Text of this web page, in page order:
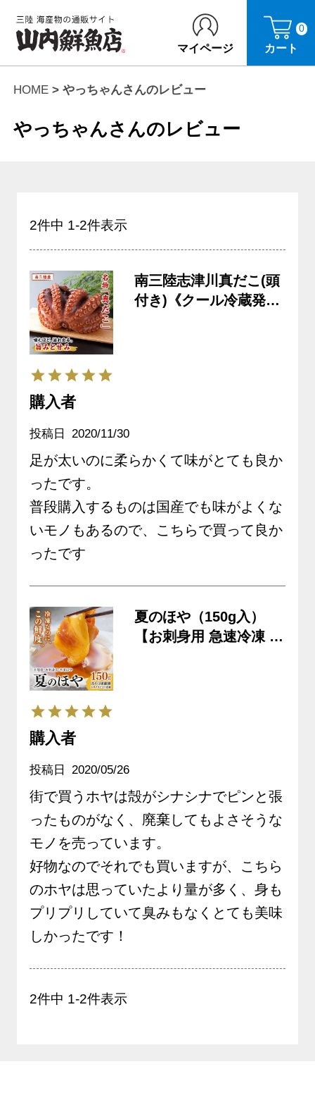
マイページ カート
0
HOME やっちゃんさんのレビュー
やっちゃんさんのレビュー
2件中 1-2件表示
南三陸志津川真だこ(頭
付き)《クール冷蔵発
購入者
投稿日 2020/11/30
足が太いのに柔らかくて味がとても良か
ったです。
普段購入するものは国産でも味がよくな
いモノもあるので、こちらで買って良か
ったです
夏のほや（150g入）
【お刺身用 急速冷凍 生
購入者
投稿日 2020/05/26
街で買うホヤは殻がシナシナでピンと張
ったものがなく、廃棄してもよさそうな
モノを売っています。
好物なのでそれでも買いますが、こちら
のホヤは思っていたより量が多く、身も
プリプリしていて臭みもなくとても美味
しかったです！
2件中 1-2件表示